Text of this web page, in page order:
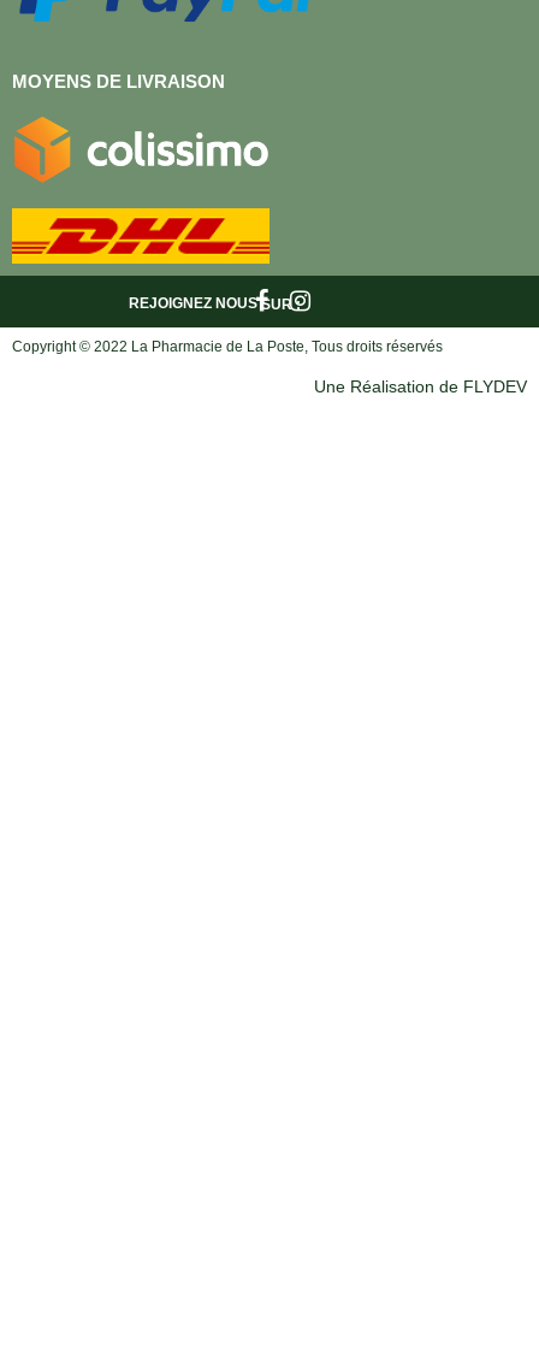
MOYENS DE LIVRAISON
SUR :
REJOIGNEZ NOUS
Copyright © 2022 La Pharmacie de La Poste, Tous droits réservés
Une Réalisation de FLYDEV